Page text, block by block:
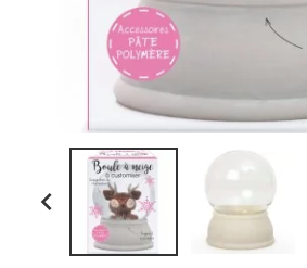
